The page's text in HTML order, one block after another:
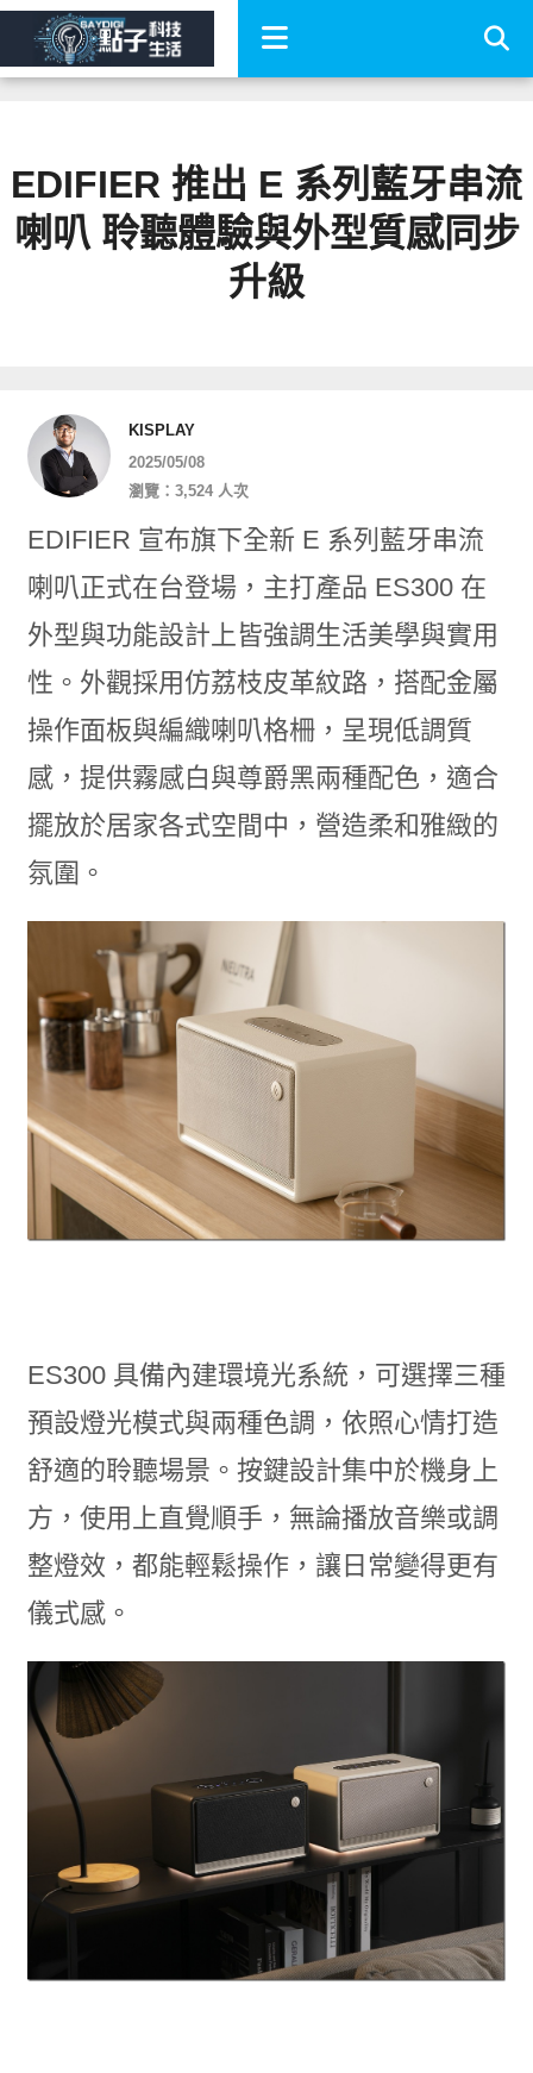
EDIFIER 推出 E 系列藍牙串流
喇叭 聆聽體驗與外型質感同步
升級
KISPLAY
2025/05/08
瀏覽：3,524 人次
EDIFIER 宣布旗下全新 E 系列藍牙串流
喇叭正式在台登場，主打產品 ES300 在
外型與功能設計上皆強調生活美學與實用
性。外觀採用仿荔枝皮革紋路，搭配金屬
操作面板與編織喇叭格柵，呈現低調質
感，提供霧感白與尊爵黑兩種配色，適合
擺放於居家各式空間中，營造柔和雅緻的
氛圍。
ES300 具備內建環境光系統，可選擇三種
預設燈光模式與兩種色調，依照心情打造
舒適的聆聽場景。按鍵設計集中於機身上
方，使用上直覺順手，無論播放音樂或調
整燈效，都能輕鬆操作，讓日常變得更有
儀式感。